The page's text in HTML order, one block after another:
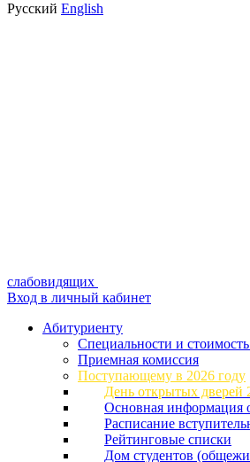
Русский English
слабовидящих
Вход в личный кабинет
Абитуриенту
Специальности и
Приемная комиссия
Поступающему в 2026 году
День открытых дверей
Основная информация
Расписание
Рейтинговые списки
Дом студентов